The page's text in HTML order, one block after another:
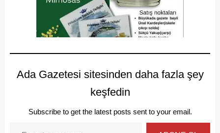
Ada Gazetesi sitesinden daha fazla şey
keşfedin
Subscribe to get the latest posts sent to your email.